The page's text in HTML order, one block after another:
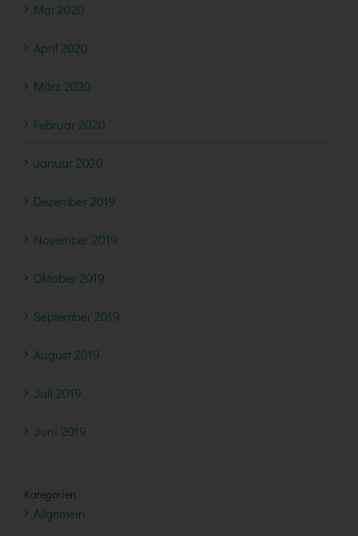
Mai 2020
April 2020
März 2020
Februar 2020
Januar 2020
Dezember 2019
November 2019
Oktober 2019
September 2019
August 2019
Juli 2019
Juni 2019
Kategorien
Allgemein